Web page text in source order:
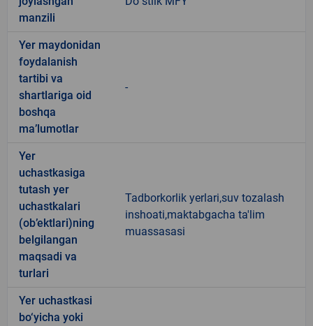
manzili
Yer maydonidan
foydalanish
tartibi va
shartlariga oid
boshqa
ma’lumotlar
-
Yer
uchastkasiga
tutash yer
uchastkalari
(ob’ektlari)ning
belgilangan
maqsadi va
turlari
Tadborkorlik yerlari,suv tozalash
inshoati,maktabgacha ta'lim
muassasasi
Yer uchastkasi
bo‘yicha yoki